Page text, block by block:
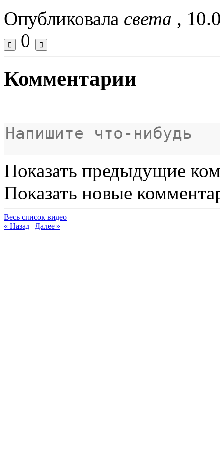
Опубликовала света ,
0
Комментарии
Показать предыдущие
Показать новые
Весь список видео
« Назад | Далее »